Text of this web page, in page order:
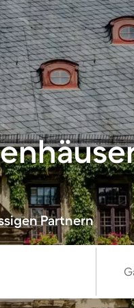
Partnern